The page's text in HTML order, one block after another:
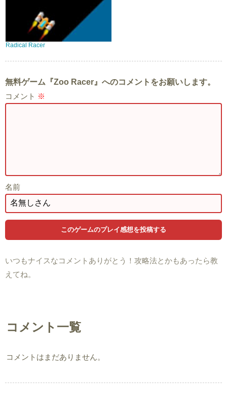
Radical Racer
無料ゲーム『Zoo Racer』へのコメントをお願いします。
コメント ※
名前
いつもナイスなコメントありがとう！攻略法とかもあったら教
えてね。
コメント一覧
コメントはまだありません。